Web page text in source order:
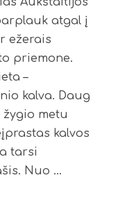
atgal į
ežerais
priemone.
–
kalva. Daug
metu
kalvos
tarsi
Nuo …